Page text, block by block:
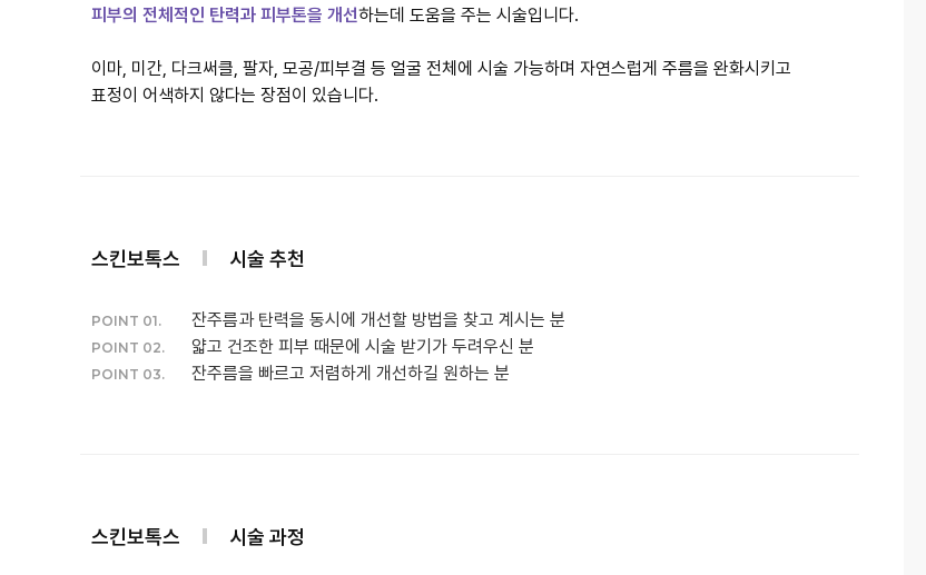
피부의 전체적인 탄력과 피부톤을 개선하는데 도움을 주는 시술입니다.
이마, 미간, 다크써클, 팔자, 모공/피부결 등 얼굴 전체에 시술 가능하며 자연스럽게 주름을 완화시키고
표정이 어색하지 않다는 장점이 있습니다.
스킨보톡스 시술 추천
POINT 01. 잔주름과 탄력을 동시에 개선할 방법을 찾고 계시는 분
POINT 02. 얇고 건조한 피부 때문에 시술 받기가 두려우신 분
POINT 03. 잔주름을 빠르고 저렴하게 개선하길 원하는 분
스킨보톡스 시술 과정